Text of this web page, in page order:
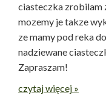
ciasteczka zrobilam
mozemy je takze
ze mamy pod reka
nadziewane
Zapraszam!
czytaj więcej »